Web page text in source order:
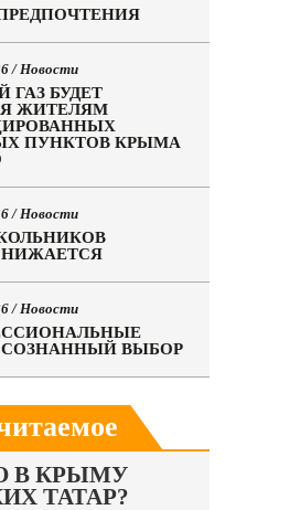
/Новости
БУДЕТ
ЖИТЕЛЯМ
ПУНКТОВ КРЫМА
/Новости
/Новости
ВЫБОР
В КРЫМУ
ТАТАР?